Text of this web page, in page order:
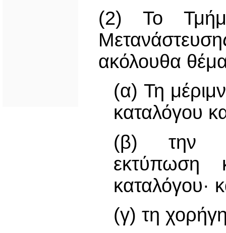
(2) Το
ακόλουθα
(α) Τη
καταλόγου
(β) την
εκτύπωση
καταλόγου·
(γ) τη